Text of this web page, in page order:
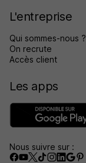
L'entreprise
Qui sommes-nous ?
On recrute
Accès client
Les apps
Nous suivre sur :